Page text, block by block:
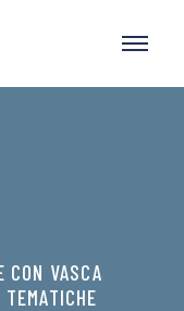
CON VASCA
TEMATICHE